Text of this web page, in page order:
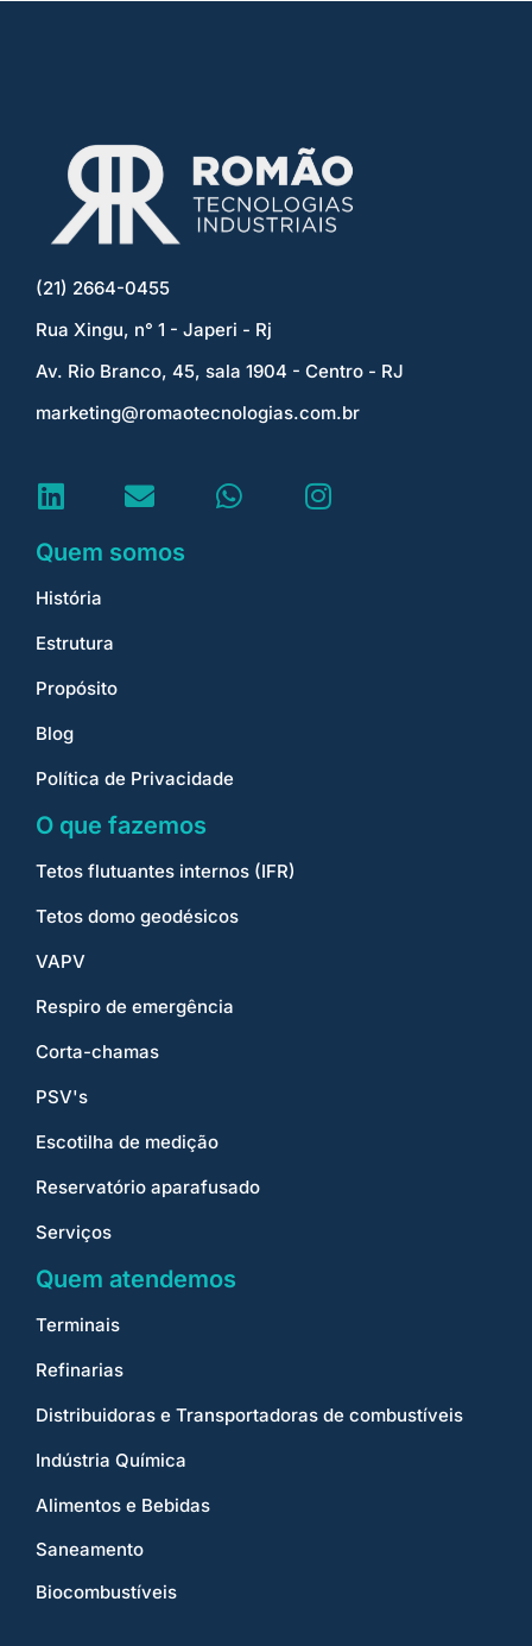
(21) 2664-0455
Rua Xingu, n° 1 - Japeri - Rj
Av. Rio Branco, 45, sala 1904 - Centro - RJ
marketing@romaotecnologias.com.br
Quem somos
História
Estrutura
Propósito
Blog
Política de Privacidade
O que fazemos
Tetos flutuantes internos (IFR)
Tetos domo geodésicos
VAPV
Respiro de emergência
Corta-chamas
PSV's
Escotilha de medição
Reservatório aparafusado
Serviços
Quem atendemos
Terminais
Refinarias
Distribuidoras e Transportadoras de combustíveis
Indústria Química
Alimentos e Bebidas
Saneamento
Biocombustíveis